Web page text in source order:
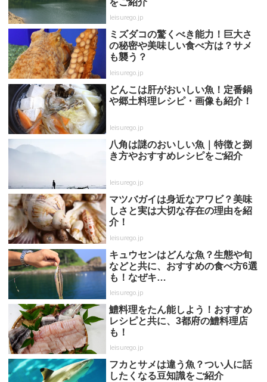
leisurego.jp
ミズダコの驚くべき能力！巨大さ
の秘密や美味しい食べ方は？サメ
も襲う？
leisurego.jp
どんこは肝がおいしい魚！定番鍋
や郷土料理レシピ・画像も紹介！
leisurego.jp
八角は謎のおいしい魚｜特徴と捌
き方やおすすめレシピをご紹介
leisurego.jp
マツバガイは身近なアワビ？美味
しさと実は大切な存在の理由を紹
介！
leisurego.jp
キュウセンはどんな魚？生態や旬
などと共に、おすすめの食べ方6選
も！なぜキ…
leisurego.jp
鱧料理をたん能しよう！おすすめ
レシピと共に、3都府の鱧料理店
も！
leisurego.jp
フカとサメは違う魚？つい人に話
したくなる豆知識をご紹介